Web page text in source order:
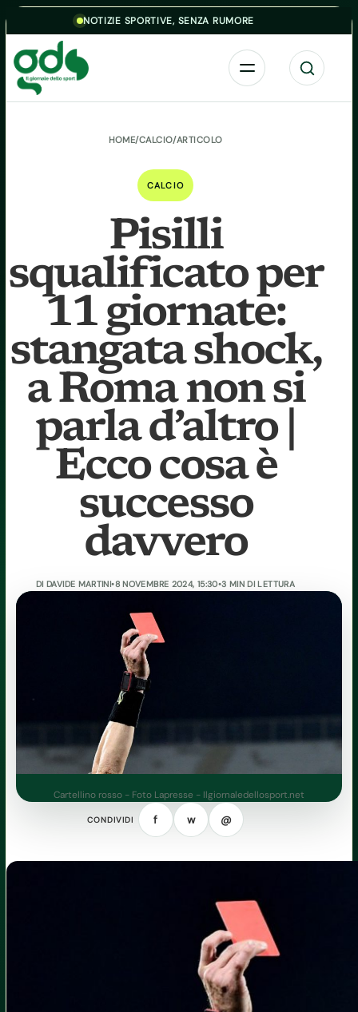
Skip to contentNOTIZIE SPORTIVE, SENZA RUMORE
Menu Cerca
HOME/CALCIO/ARTICOLO
CALCIO
Pisilli
squalificato per
11 giornate:
stangata shock,
a Roma non si
parla d’altro |
Ecco cosa è
successo
davvero
DIDAVIDE MARTINI•8 NOVEMBRE 2024, 15:30•3 MIN DI LETTURA
Cartellino rosso - Foto Lapresse - Ilgiornaledellosport.net
CONDIVIDI f w @